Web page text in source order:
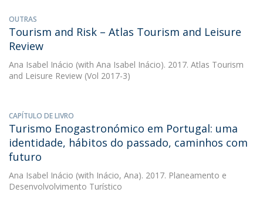
OUTRAS
Tourism and Risk – Atlas Tourism and Leisure
Review
Ana Isabel Inácio (with Ana Isabel Inácio). 2017. Atlas Tourism
and Leisure Review (Vol 2017-3)
CAPÍTULO DE LIVRO
Turismo Enogastronómico em Portugal: uma
identidade, hábitos do passado, caminhos com
futuro
Ana Isabel Inácio (with Inácio, Ana). 2017. Planeamento e
Desenvolvolvimento Turístico